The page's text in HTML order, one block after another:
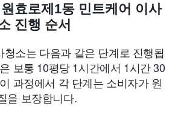
효로제1동 민트케어 이사
진행 순서
청소는 다음과 같은 단계로 진행됩
보통 10평당 1시간에서 1시간 30
과정에서 각 단계는 소비자가 원
을 보장합니다.